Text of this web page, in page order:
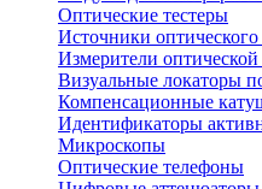
Оптические тестеры
Источники оптического
Измерители
Визуальные локаторы
Компенсационные
Идентификаторы
Микроскопы
Оптические телефоны